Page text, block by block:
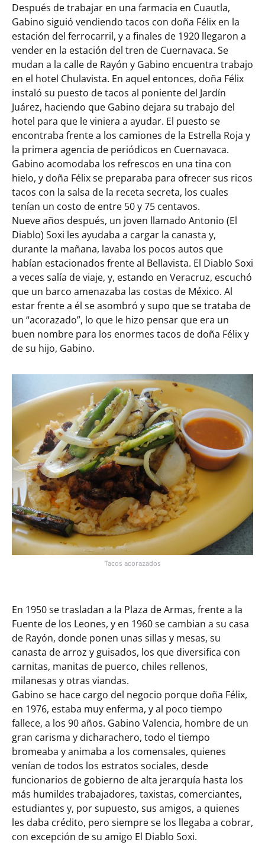
Después de trabajar en una farmacia en Cuautla,
Gabino siguió vendiendo tacos con doña Félix en la
estación del ferrocarril, y a finales de 1920 llegaron a
vender en la estación del tren de Cuernavaca. Se
mudan a la calle de Rayón y Gabino encuentra trabajo
en el hotel Chulavista. En aquel entonces, doña Félix
instaló su puesto de tacos al poniente del Jardín
Juárez, haciendo que Gabino dejara su trabajo del
hotel para que le viniera a ayudar. El puesto se
encontraba frente a los camiones de la Estrella Roja y
la primera agencia de periódicos en Cuernavaca.
Gabino acomodaba los refrescos en una tina con
hielo, y doña Félix se preparaba para ofrecer sus ricos
tacos con la salsa de la receta secreta, los cuales
tenían un costo de entre 50 y 75 centavos.
Nueve años después, un joven llamado Antonio (El
Diablo) Soxi les ayudaba a cargar la canasta y,
durante la mañana, lavaba los pocos autos que
habían estacionados frente al Bellavista. El Diablo Soxi
a veces salía de viaje, y, estando en Veracruz, escuchó
que un barco amenazaba las costas de México. Al
estar frente a él se asombró y supo que se trataba de
un “acorazado”, lo que le hizo pensar que era un
buen nombre para los enormes tacos de doña Félix y
de su hijo, Gabino.
Tacos acorazados
En 1950 se trasladan a la Plaza de Armas, frente a la
Fuente de los Leones, y en 1960 se cambian a su casa
de Rayón, donde ponen unas sillas y mesas, su
canasta de arroz y guisados, los que diversifica con
carnitas, manitas de puerco, chiles rellenos,
milanesas y otras viandas.
Gabino se hace cargo del negocio porque doña Félix,
en 1976, estaba muy enferma, y al poco tiempo
fallece, a los 90 años. Gabino Valencia, hombre de un
gran carisma y dicharachero, todo el tiempo
bromeaba y animaba a los comensales, quienes
venían de todos los estratos sociales, desde
funcionarios de gobierno de alta jerarquía hasta los
más humildes trabajadores, taxistas, comerciantes,
estudiantes y, por supuesto, sus amigos, a quienes
les daba crédito, pero siempre se los llegaba a cobrar,
con excepción de su amigo El Diablo Soxi.